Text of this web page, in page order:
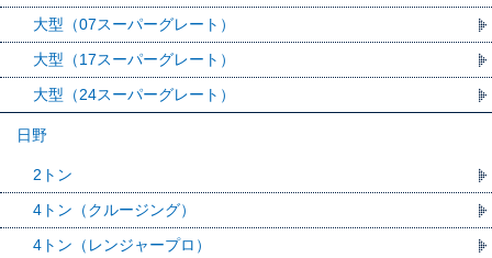
大型（07スーパーグレート）
大型（17スーパーグレート）
大型（24スーパーグレート）
日野
2トン
4トン（クルージング）
4トン（レンジャープロ）